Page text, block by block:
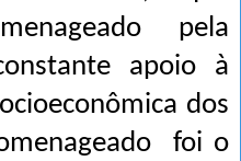
pela
apoio à
dos
foi o